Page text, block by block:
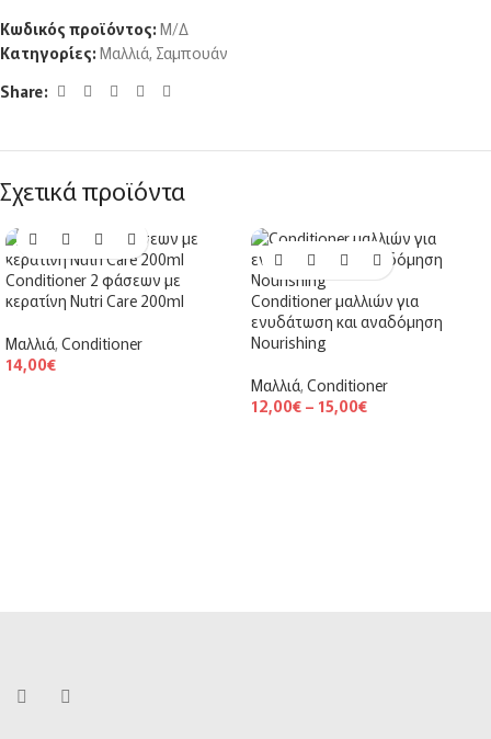
Κωδικός προϊόντος: Μ/Δ
Κατηγορίες: Μαλλιά, Σαμπουάν
Share:
Σχετικά προϊόντα
Conditioner 2 φάσεων με
κερατίνη Nutri Care 200ml
Μαλλιά, Conditioner
14,00€
Conditioner μαλλιών για
ενυδάτωση και αναδόμηση
Nourishing
Μαλλιά, Conditioner
12,00€ – 15,00€